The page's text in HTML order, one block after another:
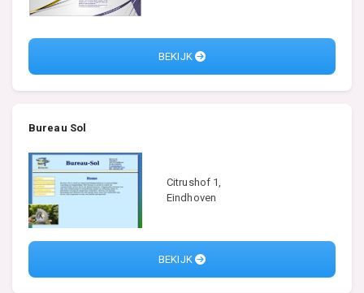
BEKIJK
Bureau Sol
Citrushof 1,
Eindhoven
BEKIJK